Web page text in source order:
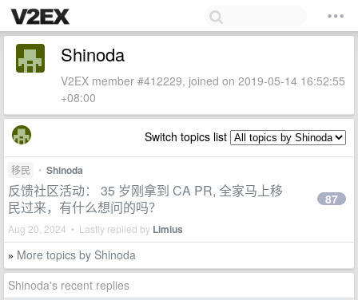
Shinoda
V2EX member #412229, joined on 2019-05-14 16:52:55
+08:00
Switch topics list
移民 • Shinoda
反馈社区活动： 35 岁刚拿到 CA PR, 全家马上移
民过来，有什么想问的吗？
Aug 20, 2024 • Lastly replied by Limius
87
» More topics by Shinoda
Shinoda's recent replies